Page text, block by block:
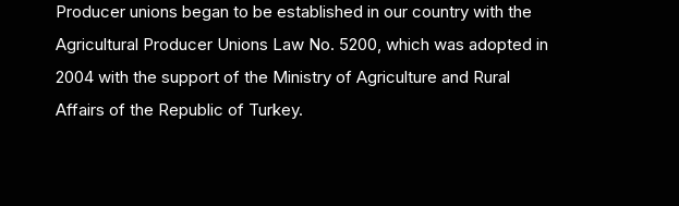
Producer unions began to be established in our country with the
Agricultural Producer Unions Law No. 5200, which was adopted in
2004 with the support of the Ministry of Agriculture and Rural
Affairs of the Republic of Turkey.